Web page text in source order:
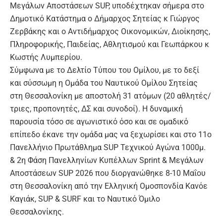
Μεγάλων Αποστάσεων SUP, υποδέχτηκαν σήμερα στο
Δημοτικό Κατάστημα ο Δήμαρχος Σητείας κ Γιώργος
Ζερβάκης και ο Αντιδήμαρχος Οικονομικών, Διοίκησης,
Πληροφορικής, Παιδείας, Αθλητισμού και Γεωπάρκου κ
Κωστής Λυμπερίου.
Σύμφωνα με το Δελτίο Τύπου του Ομίλου, με το δεξί
και σύσσωμη η Ομάδα του Ναυτικού Ομίλου Σητείας
στη Θεσσαλονίκη με αποστολή 31 ατόμων (20 αθλητές/
τριες, προπονητές, ΔΣ και συνοδοί). Η δυναμική
παρουσία τόσο σε αγωνιστικό όσο και σε ομαδικό
επίπεδο έκανε την ομάδα μας να ξεχωρίσει και στο 11ο
Πανελλήνιο Πρωτάθλημα SUP Τεχνικού Αγώνα 1000μ.
& 2η Φάση Πανελληνίων Κυπέλλων Sprint & Μεγάλων
Αποστάσεων SUP 2026 που διοργανώθηκε 8-10 Μαΐου
στη Θεσσαλονίκη από την Ελληνική Ομοσπονδία Κανόε
Καγιάκ, SUP & SURF και το Ναυτικό Όμιλο
Θεσσαλονίκης.